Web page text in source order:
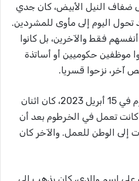
ضفاف النيل الأبيض، كان جدي
تحول اليوم إلى مأوى للمشردين.
فقط والآخرين، بل كانوا
موظفين حكوميين أو أساتذة
آخر، نزحوا قسريا.
عندما بدأت الحرب في الخرطوم في 15 أبريل 2023، كان اثنان
تعمل في الخرطوم بعد أن
إلى الوطن للعمل. والآخر كان